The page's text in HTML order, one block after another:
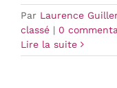
Par Laurence
classé | 0
Lire la suite